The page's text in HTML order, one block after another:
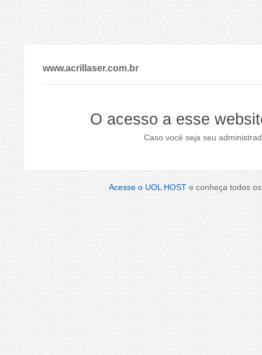
www.acrillaser.com.br
O acesso a esse
Caso você seja seu
Acesse o UOL HOST e conheça todos